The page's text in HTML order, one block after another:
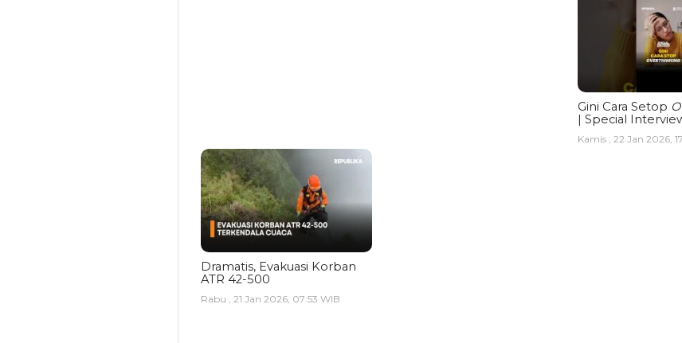
Gini Cara Setop
| Special
Kamis , 22 Jan 2026,
Dramatis, Evakuasi Korban
ATR 42-500
Rabu , 21 Jan 2026, 07:53 WIB